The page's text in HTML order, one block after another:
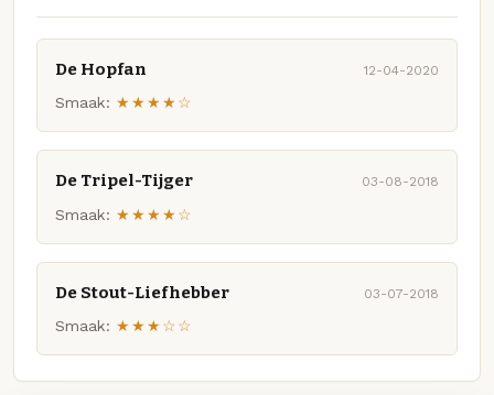
De Hopfan 12-04-2020
Smaak: ★★★★☆
De Tripel-Tijger 03-08-2018
Smaak: ★★★★☆
De Stout-Liefhebber 03-07-2018
Smaak: ★★★☆☆